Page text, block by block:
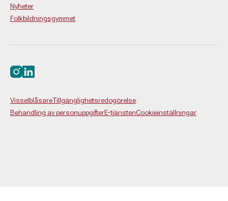
Nyheter
Folkbildningsgymmet
VisselblåsareTillgänglighetsredogörelse
Behandling av personuppgifterE-tjänstenCookieinställningar
Besök oss på instagram
Besök oss på linkedin